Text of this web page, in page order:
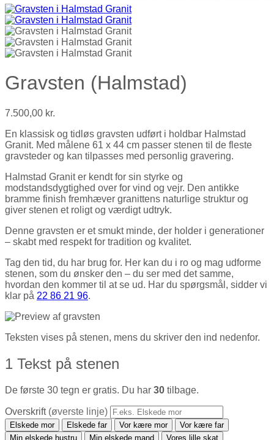
Gravsten (Halmstad)
7.500,00 kr.
En klassisk og tidløs gravsten udført i holdbar Halmstad
Granit. Med målene 61 x 44 cm passer stenen til de fleste
gravsteder og kan tilpasses med personlig gravering.
Halmstad Granit er kendt for sin styrke og
modstandsdygtighed over for vind og vejr. Den antikke
bramme finish fremhæver granittens naturlige struktur og
giver stenen et roligt og værdigt udtryk.
Denne gravsten er et smukt minde, der holder i generationer
– skabt med respekt for tradition og kvalitet.
Tag den tid, du har brug for. Her kan du i ro og mag udforme
stenen, som du ønsker den – du ser med det samme,
hvordan den kommer til at se ud. Har du spørgsmål, sidder vi
klar på 22 86 21 96.
Teksten vises på stenen, mens du skriver den ind nedenfor.
1 Tekst på stenen
De første 30 tegn er gratis. Du har 30 tilbage.
Overskrift (øverste linje)
Elskede mor Elskede far Vor kære mor
Vor kære far
Min elskede hustru
Min elskede mand Vores lille skat